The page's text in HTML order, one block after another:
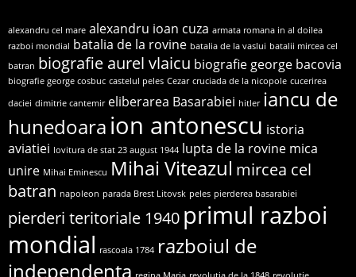
alexandru cel mare alexandru ioan cuza armata romana in al doilea
razboi mondial batalia de la rovine batalia de la vaslui batalii mircea cel
batran biografie aurel vlaicu biografie george bacovia
biografie george cosbuc castelul peles Cezar cruciada de la nicopole cucerirea
daciei dimitrie cantemir eliberarea Basarabiei hitler iancu de
hunedoara ion antonescu istoria
aviatiei lovitura de stat 23 august 1944 lupta de la rovine mica
unire Mihai Eminescu Mihai Viteazul mircea cel
batran napoleon parada Brest Litovsk peles pierderea basarabiei
pierderi teritoriale 1940 primul razboi
mondial rascoala 1784 razboiul de
independenta